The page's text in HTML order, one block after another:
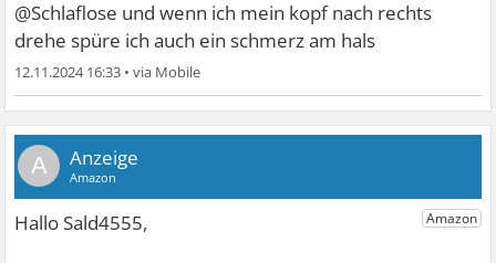
@Schlaflose und wenn ich mein kopf nach rechts
drehe spüre ich auch ein schmerz am hals
12.11.2024 16:33 •
A